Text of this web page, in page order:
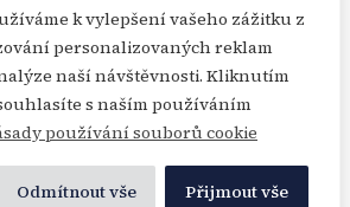
k vylepšení vašeho zážitku z
personalizovaných reklam
naší návštěvnosti. Kliknutím
s naším používáním
používání souborů cookie
Odmítnout vše Přijmout vše
Epoch Times ČR © 2000-2026
porušením autorského zákona.